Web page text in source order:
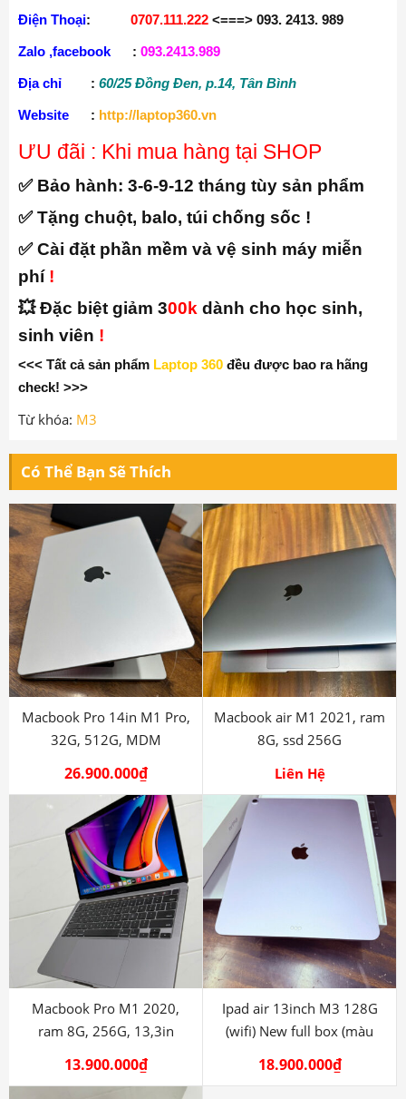
Điện Thoại: 0707.111.222 <===> 093. 2413. 989
Zalo ,facebook : 093.2413.989
Địa chỉ : 60/25 Đồng Đen, p.14, Tân Bình
Website : http://laptop360.vn
ƯU đãi : Khi mua hàng tại SHOP
✅ Bảo hành: 3-6-9-12 tháng tùy sản phẩm
✅ Tặng chuột, balo, túi chống sốc !
✅ Cài đặt phần mềm và vệ sinh máy miễn
phí !
💥 Đặc biệt giảm 300k dành cho học sinh,
sinh viên !
<<< Tất cả sản phẩm Laptop 360 đều được bao ra hãng
check! >>>
Từ khóa: M3
Có Thể Bạn Sẽ Thích
Macbook Pro 14in M1 Pro,
32G, 512G, MDM
26.900.000₫
Macbook air M1 2021, ram
8G, ssd 256G
Liên Hệ
Macbook Pro M1 2020,
ram 8G, 256G, 13,3in
13.900.000₫
Ipad air 13inch M3 128G
(wifi) New full box (màu
18.900.000₫